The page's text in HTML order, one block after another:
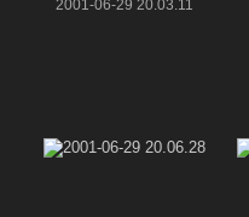
2001-06-29 20.03.11